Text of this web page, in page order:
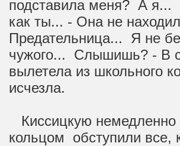
подставила меня? А я...
как ты... - Она не
Предательница... Я не
чужого... Слышишь? - В
вылетела из школьного
исчезла.
Киссицкую немедленно
кольцом обступили все,